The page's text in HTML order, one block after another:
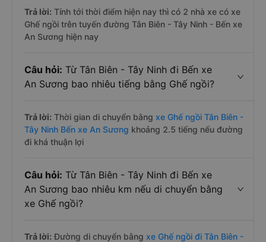
Trả lời: Tính tới thời điểm hiện nay thì có 2 nhà xe có xe
Ghế ngồi trên tuyến đường Tân Biên - Tây Ninh - Bến xe
An Sương hiện nay
Câu hỏi: Từ Tân Biên - Tây Ninh đi Bến xe
An Sương bao nhiêu tiếng bằng Ghế ngồi?
Trả lời: Thời gian di chuyển bằng xe Ghế ngồi Tân Biên -
Tây Ninh Bến xe An Sương khoảng 2.5 tiếng nếu đường
đi khá thuận lợi
Câu hỏi: Từ Tân Biên - Tây Ninh đi Bến xe
An Sương bao nhiêu km nếu di chuyển bằng
xe Ghế ngồi?
Trả lời: Đường di chuyển bằng xe Ghế ngồi đi Tân Biên -